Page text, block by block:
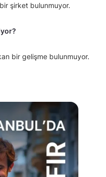
şirket bulunmuyor.
bir gelişme bulunmuyor.